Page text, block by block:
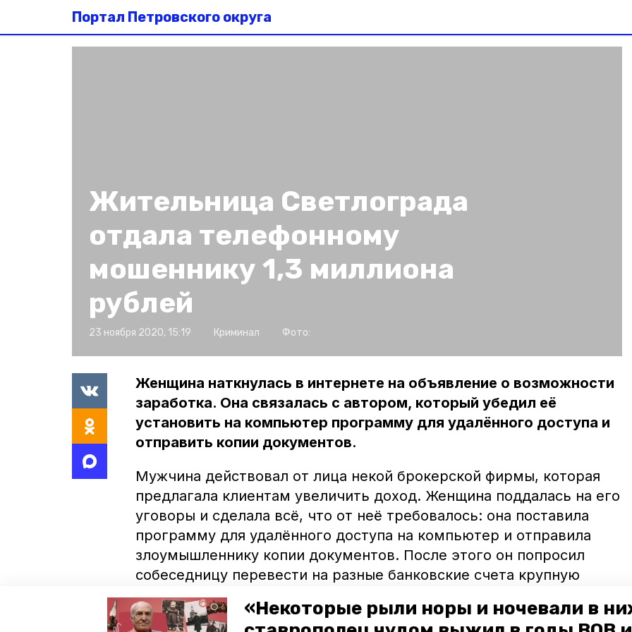
«Некоторые рыли норы и ночевали в
Портал Петровского округа
Жительница Светлограда
отдала телефонному
мошеннику 1,3 миллиона
рублей
23 ноября 2020, 15:19 Криминал Фото:
Женщина наткнулась в интернете на объявление о возможности
заработка. Она связалась с автором, который убедил её
установить на компьютер программу для удалённого доступа и
отправить копии документов.
Мужчина действовал от лица некой брокерской фирмы, которая
предлагала клиентам увеличить доход. Женщина поддалась на его
уговоры и сделала всё, что от неё требовалось: она поставила
программу для удалённого доступа на компьютер и отправила
злоумышленнику копии документов. После этого он попросил
собеседницу перевести на разные банковские счета крупную
сумму.